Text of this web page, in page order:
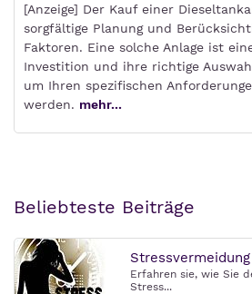
[Anzeige] Der Kauf einer
sorgfältige Planung und
Faktoren. Eine solche Anlage ist
Investition und ihre richtige
um Ihren spezifischen
werden. mehr...
Beliebteste Beiträge
Stressvermeidung
Erfahren sie, wie Sie
Stress...